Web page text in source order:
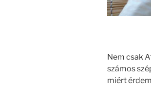
Nem csak
számos
miért